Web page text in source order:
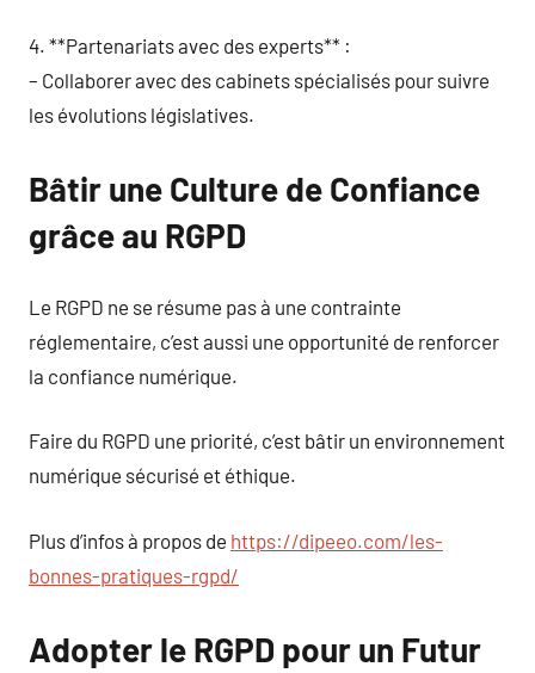
4. **Partenariats avec des experts** :
– Collaborer avec des cabinets spécialisés pour suivre
les évolutions législatives.
Bâtir une Culture de Confiance
grâce au RGPD
Le RGPD ne se résume pas à une contrainte
réglementaire, c’est aussi une opportunité de renforcer
la confiance numérique.
Faire du RGPD une priorité, c’est bâtir un environnement
numérique sécurisé et éthique.
Plus d’infos à propos de https://dipeeo.com/les-
bonnes-pratiques-rgpd/
Adopter le RGPD pour un Futur